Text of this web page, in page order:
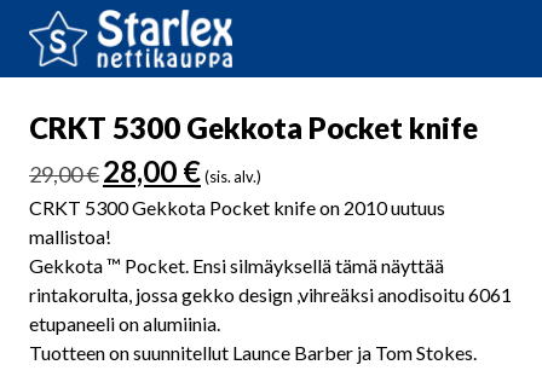
CRKT 5300 Gekkota Pocket knife
29,00€ Alkuperäinen
hinta
oli:
29,00 €.
28,00 €Nykyinen
hinta
on:
(sis. alv.)
CRKT 5300 Gekkota Pocket knife on 2010 uutuus
mallistoa!
Gekkota ™ Pocket. Ensi silmäyksellä tämä näyttää
rintakorulta, jossa gekko design ,vihreäksi anodisoitu 6061
etupaneeli on alumiinia.
Tuotteen on suunnitellut Launce Barber ja Tom Stokes.